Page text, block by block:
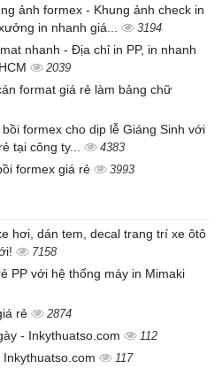
ảnh formex - Khung ảnh check in
in nhanh giá...
3194
nhanh - Địa chỉ in PP, in nhanh
2039
format giá rẻ làm bảng chữ
formex cho dịp lễ Giáng Sinh với
tại công ty...
4383
formex giá rẻ 3993
hơi, dán tem, decal trang trí xe ôtô
7158
PP với hệ thống máy in Mimaki
rẻ 2874
- Inkythuatso.com 112
117